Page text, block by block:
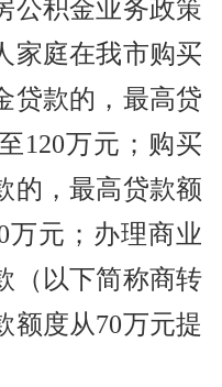
公积金业务政策
家庭在我市购买
贷款的，最高贷
120万元；购买
的，最高贷款额
万元；办理商业
（以下简称商转
额度从70万元提